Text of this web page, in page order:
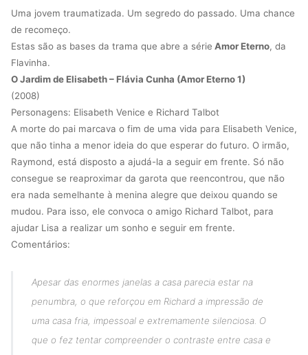
Uma jovem traumatizada. Um segredo do passado. Uma chance
de recomeço.
Estas são as bases da trama que abre a série Amor Eterno, da
Flavinha.
O Jardim de Elisabeth – Flávia Cunha (Amor Eterno 1)
(2008)
Personagens: Elisabeth Venice e Richard Talbot
A morte do pai marcava o fim de uma vida para Elisabeth Venice,
que não tinha a menor ideia do que esperar do futuro. O irmão,
Raymond, está disposto a ajudá-la a seguir em frente. Só não
consegue se reaproximar da garota que reencontrou, que não
era nada semelhante à menina alegre que deixou quando se
mudou. Para isso, ele convoca o amigo Richard Talbot, para
ajudar Lisa a realizar um sonho e seguir em frente.
Comentários:
Apesar das enormes janelas a casa parecia estar na
penumbra, o que reforçou em Richard a impressão de
uma casa fria, impessoal e extremamente silenciosa. O
que o fez tentar compreender o contraste entre casa e